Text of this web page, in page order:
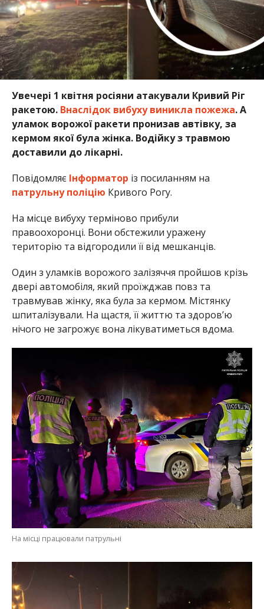
Увечері 1 квітня росіяни атакували Кривий Ріг
ракетою. Внаслідок вибуху виникла пожежа. А
уламок ворожої ракети пронизав автівку, за
кермом якої була жінка. Водійку з травмою
доставили до лікарні.
Повідомляє Інформатор із посиланням на
патрульну поліцію Кривого Рогу.
На місце вибуху терміново прибули
правоохоронці. Вони обстежили уражену
територію та відгородили її від мешканців.
Один з уламків ворожого залізяччя пройшов крізь
двері автомобіля, який проїжджав повз та
травмував жінку, яка була за кермом. Містянку
шпиталізували. На щастя, її життю та здоровʼю
нічого не загрожує вона лікуватиметься вдома.
На місці працювали патрульні